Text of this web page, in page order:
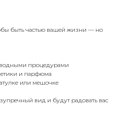
быть частью вашей жизни — но
процедурами
и парфюма
или мешочке
вид и будут радовать вас